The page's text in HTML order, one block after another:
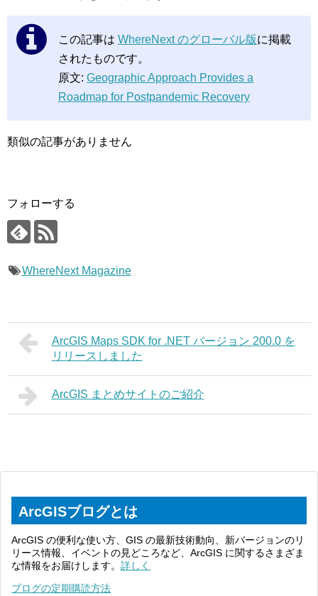
この記事は WhereNext のグローバル版に掲載
されたものです。
原文: Geographic Approach Provides a
Roadmap for Postpandemic Recovery
類似の記事がありません
フォローする
WhereNext Magazine
ArcGIS Maps SDK for .NET バージョン 200.0 を
リリースしました
ArcGIS まとめサイトのご紹介
ArcGISブログとは
ArcGIS の便利な使い方、GIS の最新技術動向、新バージョンのリ
リース情報、イベントの見どころなど、ArcGIS に関するさまざま
な情報をお届けします。 詳しく
ブログの定期購読方法